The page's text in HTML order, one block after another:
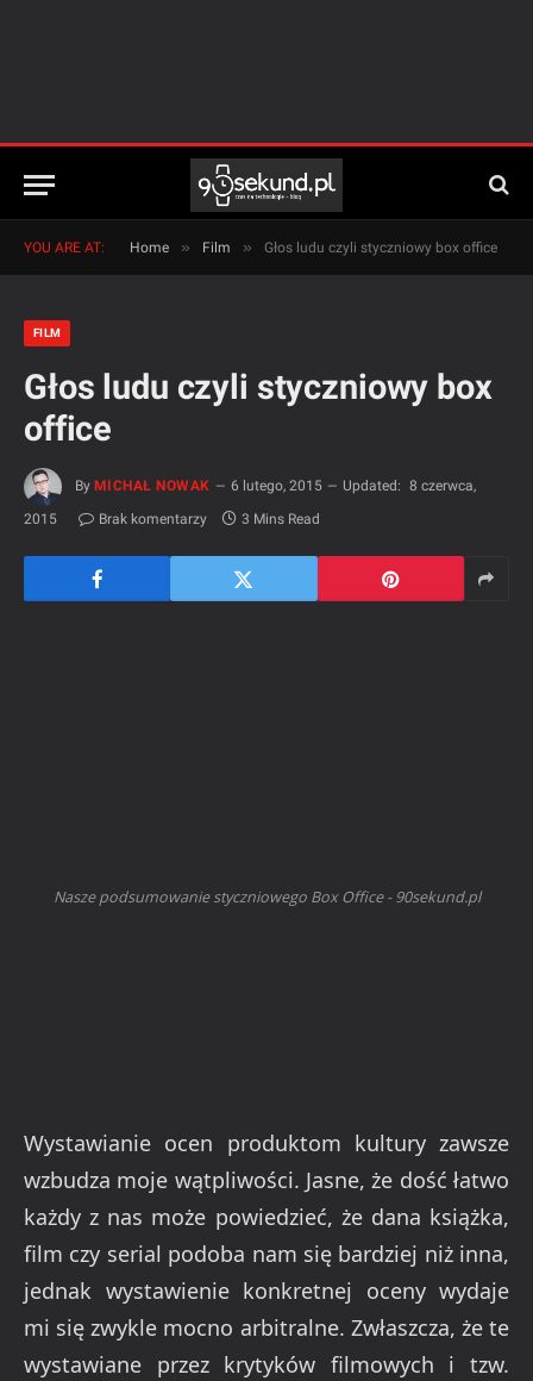
YOU ARE AT: Home » Film » Głos ludu czyli styczniowy box office
FILM
Głos ludu czyli styczniowy box
office
By MICHAŁ NOWAK 6 lutego, 2015 Updated: 8 czerwca,
2015
Brak komentarzy 3 Mins Read
Nasze podsumowanie styczniowego Box Office - 90sekund.pl
Wystawianie ocen produktom kultury zawsze
wzbudza moje wątpliwości. Jasne, że dość łatwo
każdy z nas może powiedzieć, że dana książka,
film czy serial podoba nam się bardziej niż inna,
jednak wystawienie konkretnej oceny wydaje
mi się zwykle mocno arbitralne. Zwłaszcza, że te
wystawiane przez krytyków filmowych i tzw.